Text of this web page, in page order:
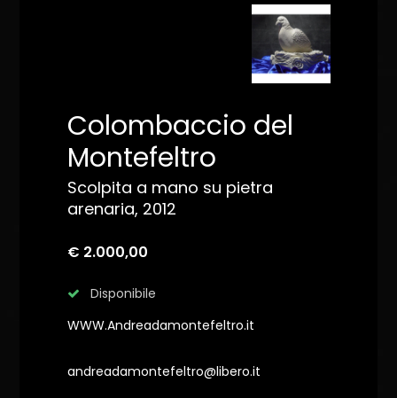
Colombaccio del
Montefeltro
Scolpita a mano su pietra
arenaria, 2012
€ 2.000,00
Disponibile
WWW.Andreadamontefeltro.it
andreadamontefeltro@libero.it